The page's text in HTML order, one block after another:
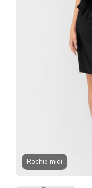
Rochie midi